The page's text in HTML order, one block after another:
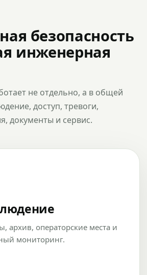
безопасность
инженерная
не отдельно, а в общей
доступ, тревоги,
документы и сервис.
архив, операторские места и
мониторинг.